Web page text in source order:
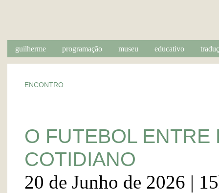
guilherme programação museu educativo
ENCONTRO
O FUTEBOL ENTRE
COTIDIANO
20 de Junho de 2026 |